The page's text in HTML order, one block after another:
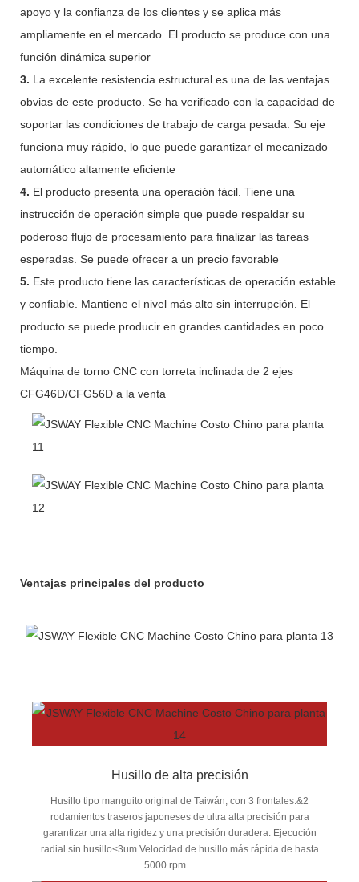
apoyo y la confianza de los clientes y se aplica más
ampliamente en el mercado. El producto se produce con una
función dinámica superior
3. La excelente resistencia estructural es una de las ventajas
obvias de este producto. Se ha verificado con la capacidad de
soportar las condiciones de trabajo de carga pesada. Su eje
funciona muy rápido, lo que puede garantizar el mecanizado
automático altamente eficiente
4. El producto presenta una operación fácil. Tiene una
instrucción de operación simple que puede respaldar su
poderoso flujo de procesamiento para finalizar las tareas
esperadas. Se puede ofrecer a un precio favorable
5. Este producto tiene las características de operación estable
y confiable. Mantiene el nivel más alto sin interrupción. El
producto se puede producir en grandes cantidades en poco
tiempo.
Máquina de torno CNC con torreta inclinada de 2 ejes
CFG46D/CFG56D a la venta
Ventajas principales del producto
Husillo de alta precisión
Husillo tipo manguito original de Taiwán, con 3 frontales.&2
rodamientos traseros japoneses de ultra alta precisión para
garantizar una alta rigidez y una precisión duradera. Ejecución
radial sin husillo<3um Velocidad de husillo más rápida de hasta
5000 rpm